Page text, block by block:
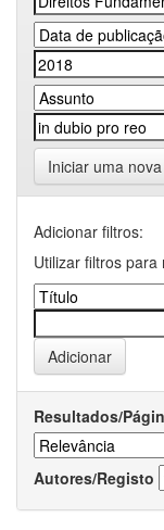
Iniciar uma
Adicionar filtros:
Utilizar filtros
Resultados/
Autores/Registo